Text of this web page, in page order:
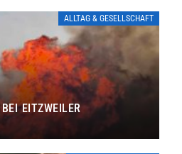
ALLTAG & GESELLSCHAFT
EITZWEILER